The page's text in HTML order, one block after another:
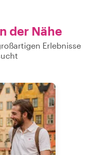
der Nähe
Erlebnisse